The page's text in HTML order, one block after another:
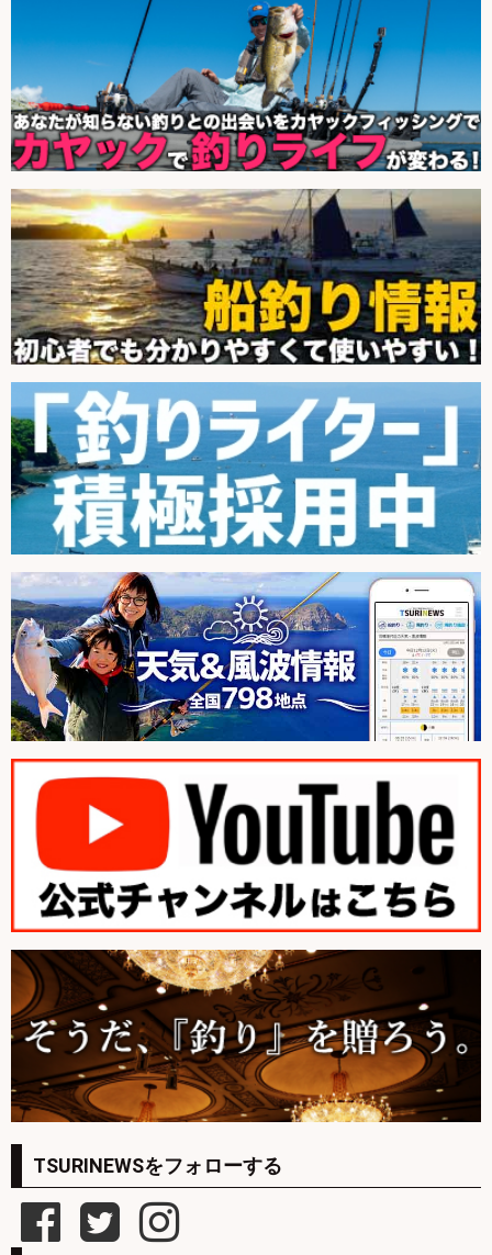
TSURINEWSをフォローする